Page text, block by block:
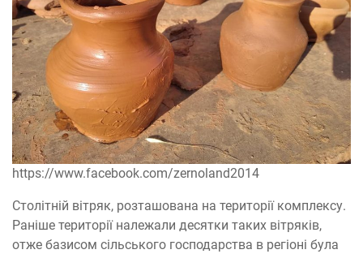
https://www.facebook.com/zernoland2014
Столітній вітряк, розташована на території комплексу.
Раніше території належали десятки таких вітряків,
отже базисом сільського господарства в регіоні була